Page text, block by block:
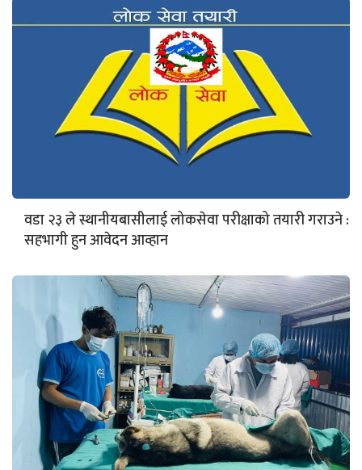
वडा २३ ले स्थानीयबासीलाई लोकसेवा परीक्षाको तयारी गराउने :
सहभागी हुन आवेदन आव्हान